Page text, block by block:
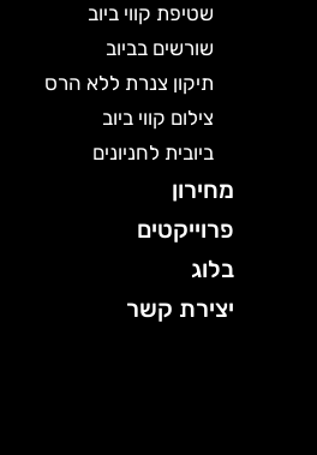
שטיפת קווי ביוב
שורשים בביוב
תיקון צנרת ללא הרס
צילום קווי ביוב
ביובית לחניונים
מחירון
פרוייקטים
בלוג
יצירת קשר